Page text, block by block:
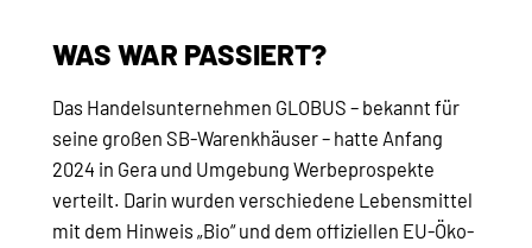
WAS WAR PASSIERT?
Das Handelsunternehmen GLOBUS – bekannt für
seine großen SB-Warenkhäuser – hatte Anfang
2024 in Gera und Umgebung Werbeprospekte
verteilt. Darin wurden verschiedene Lebensmittel
mit dem Hinweis „Bio“ und dem offiziellen EU-Öko-